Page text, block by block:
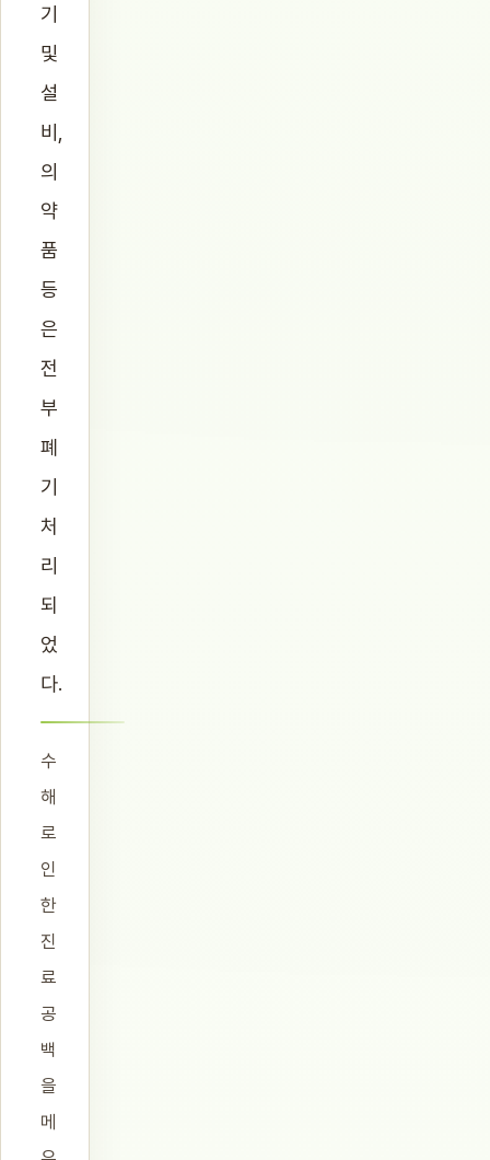
기
및
설
비,
의
약
품
등
은
전
부
폐
기
처
리
되
었
다.
수
해
로
인
한
진
료
공
백
을
메